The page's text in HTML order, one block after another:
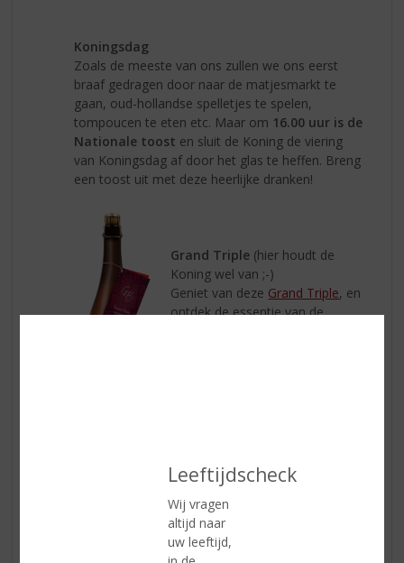
Leeftijdscheck
Wij vragen
altijd naar
uw leeftijd,
Koningsdag
Zoals de meeste van ons zullen we ons eerst
braaf gedragen door naar de matjesmarkt te
gaan, oud-hollandse spelletjes te spelen,
tompoucen te eten etc. Maar om 16.00 uur is de
Nationale toost en sluit de Koning de viering
van Koningsdag af door het glas te heffen. Breng
een toost uit met deze heerlijke dranken!
Grand Triple (hier houdt de
Koning wel van ;-)
Geniet van deze Grand Triple, en
ontdek de essentie van de
Les 4 Pierres Pinot Grigio
Fris en vriendelijk. De kleur is